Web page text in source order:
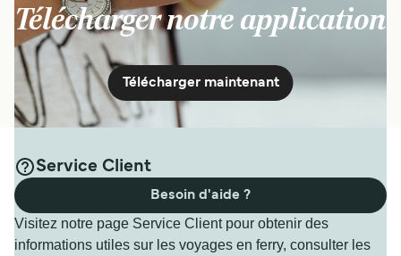
Télécharger notre application
Télécharger maintenant
Service Client
Visitez notre page Service Client pour obtenir des
informations utiles sur les voyages en ferry, consulter les
Besoin d'aide ?